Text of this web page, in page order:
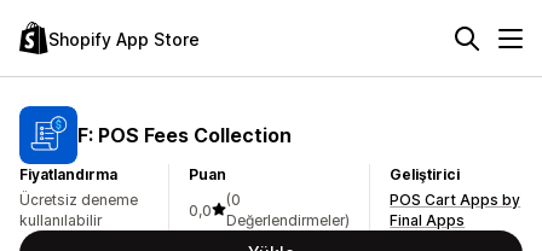
Shopify App Store
F: POS Fees Collection
Fiyatlandırma
Ücretsiz deneme
kullanılabilir
Puan
0,0
(0
Değerlendirmeler)
Geliştirici
POS Cart Apps by
Final Apps